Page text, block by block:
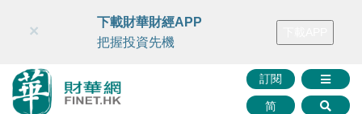
財華智庫網 FINTV FINMETA 財華證券 媒體矩陣
訂閱
简
×
下載財華財經APP
把握投資先機